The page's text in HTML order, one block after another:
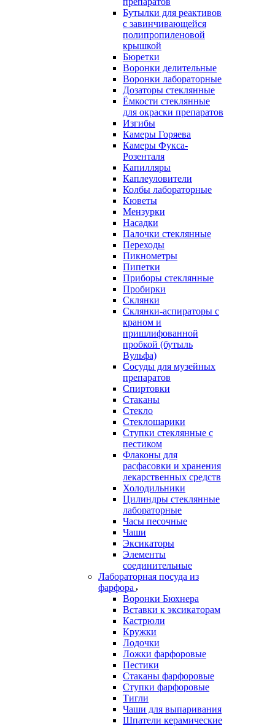
Бутылки для реактивов
с завинчивающейся
полипропиленовой
крышкой
Бюретки
Воронки делительные
Воронки лабораторные
Дозаторы стеклянные
Ёмкости стеклянные
для окраски препаратов
Изгибы
Камеры Горяева
Камеры Фукса-
Розенталя
Капилляры
Каплеуловители
Колбы лабораторные
Кюветы
Мензурки
Насадки
Палочки стеклянные
Переходы
Пикнометры
Пипетки
Приборы стеклянные
Пробирки
Склянки
Склянки-аспираторы с
краном и
пришлифованной
пробкой (бутыль
Вульфа)
Сосуды для музейных
препаратов
Спиртовки
Стаканы
Стекло
Стеклошарики
Ступки стеклянные с
пестиком
Флаконы для
расфасовки и хранения
лекарственных средств
Холодильники
Цилиндры стеклянные
лабораторные
Часы песочные
Чаши
Эксикаторы
Элементы
соединительные
Лабораторная посуда из
фарфора
Воронки Бюхнера
Вставки к эксикаторам
Кастрюли
Кружки
Лодочки
Ложки фарфоровые
Пестики
Стаканы фарфоровые
Ступки фарфоровые
Тигли
Чаши для выпаривания
Шпатели керамические